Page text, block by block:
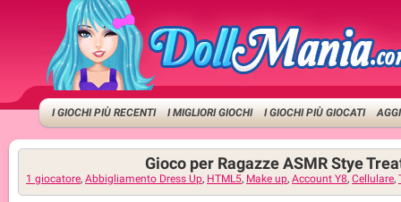
I GIOCHI PIÙ RECENTI I MIGLIORI GIOCHI I GIOCHI PIÙ GIOCATI
Gioco per Ragazze ASMR Stye
1 giocatore, Abbigliamento Dress Up, HTML5, Make up, Account Y8, Cellulare,